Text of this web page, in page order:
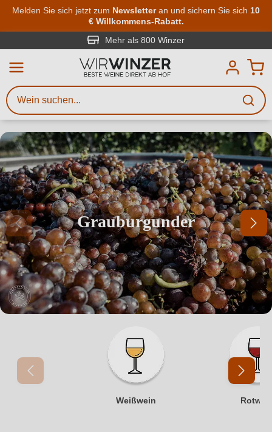
Zum Hauptinhalt springen
Melden Sie sich jetzt zum Newsletteran und sichern Sie sich 10
€ Willkommens-Rabatt.
Mehr als 800 Winzer
Grauburgunder
Grauburgunder
Weißwein
Weinsuche
Mindestens 3 Zeichen eingeben
Beschreiben Sie, welchen Wein
Sie suchen – ob nach Geschmack,
Region, Winzer oder anderen
Kriterien.